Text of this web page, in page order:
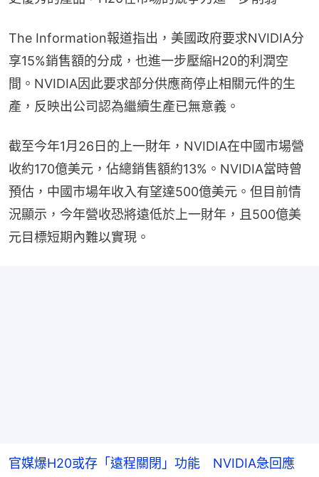
The Information報道指出，美國政府要求NVIDIA分
享15%銷售額的分成，也進一步壓縮H20的利潤空
間。NVIDIA因此要求部分供應商停止相關元件的生
產，反映出公司認為繼續生產已無意義。
截至今年1月26日的上一財年，NVIDIA在中國市場營
收約170億美元，佔總銷售額約13%。NVIDIA當時曾
預估，中國市場年收入有望達500億美元。但目前情
況顯示，今年營收恐將遠低於上一財年，且500億美
元目標短期內難以實現。
官媒爆H20或存「遠程關閉」功能 NVIDIA急回應